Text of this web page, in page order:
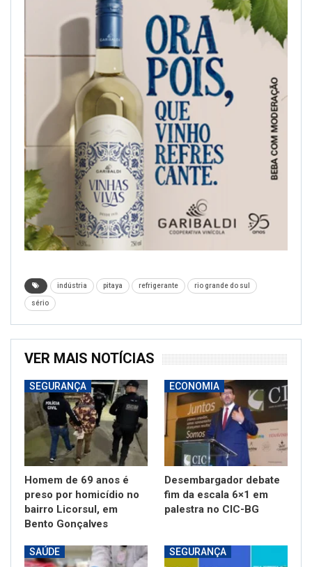
indústria pitaya refrigerante rio grande do sul
sério
VER MAIS NOTÍCIAS
SEGURANÇA
Homem de 69 anos é
preso por homicídio no
bairro Licorsul, em
Bento Gonçalves
ECONOMIA
Desembargador debate
fim da escala 6×1 em
palestra no CIC-BG
SAÚDE SEGURANÇA